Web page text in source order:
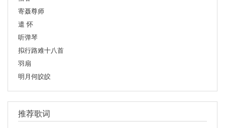
寄聂尊师
遣 怀
听弹琴
拟行路难十八首
羽扇
明月何皎皎
推荐歌词